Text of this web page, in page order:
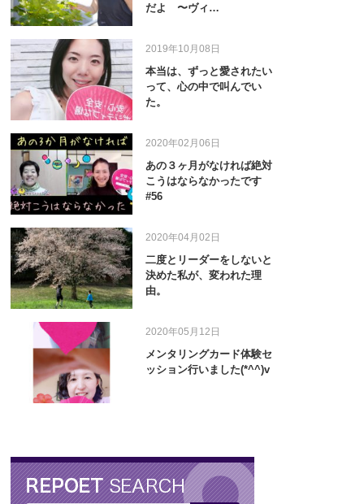
だよ 〜ヴィ…
2019年10月08日
本当は、ずっと愛されたい
って、心の中で叫んでい
た。
2020年02月06日
あの３ヶ月がなければ絶対
こうはならなかったです
#56
2020年04月02日
二度とリーダーをしないと
決めた私が、変われた理
由。
2020年05月12日
メンタリングカード体験セ
ッション行いました(*^^)v